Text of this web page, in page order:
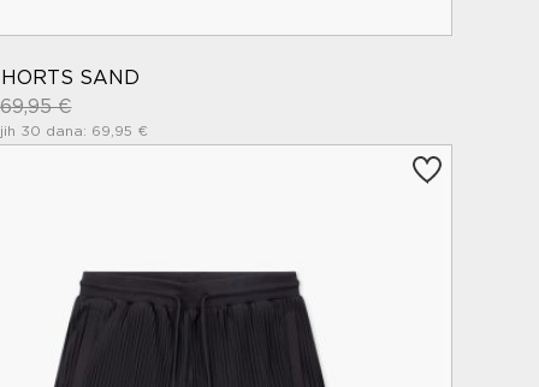
SAND
69,95 €
30 dana: 69,95 €